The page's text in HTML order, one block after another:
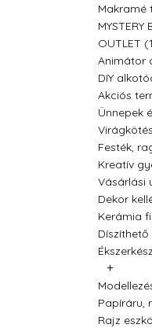
Makramé
MYSTERY
OUTLET
Animátor
DIY
Akciós
Ünnepek
Festék,
Kreatív
Vásárlási
Dekor
Kerámia
+
Papíráru,
Rajz